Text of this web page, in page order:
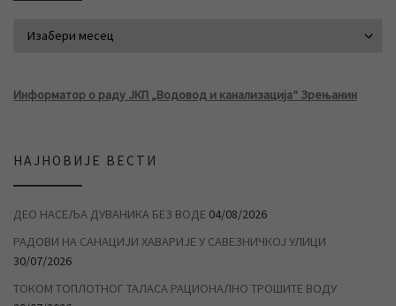
Информатор о раду ЈКП „Водовод и канализација“ Зрењанин
НАЈНОВИЈЕ ВЕСТИ
ДЕО НАСЕЉА ДУВАНИКА БЕЗ ВОДЕ 04/08/2026
РАДОВИ НА САНАЦИЈИ ХАВАРИЈЕ У САВЕЗНИЧКОЈ УЛИЦИ
30/07/2026
ТОКОМ ТОПЛОТНОГ ТАЛАСА РАЦИОНАЛНО ТРОШИТЕ ВОДУ